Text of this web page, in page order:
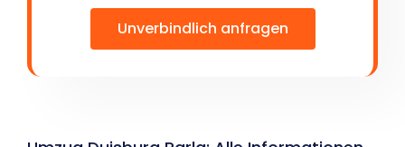
Unverbindlich anfragen